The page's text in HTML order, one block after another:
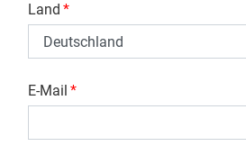
Land *
E-Mail *